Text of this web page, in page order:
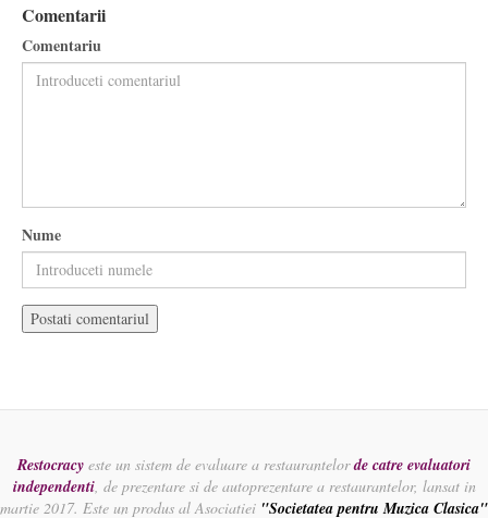
Comentarii
Comentariu
Nume
Restocracy este un sistem de evaluare a restaurantelorde catre evaluatori
independenti, de prezentare si de autoprezentare a restaurantelor, lansat in
martie 2017. Este un produs al Asociatiei "Societatea pentru Muzica Clasica"